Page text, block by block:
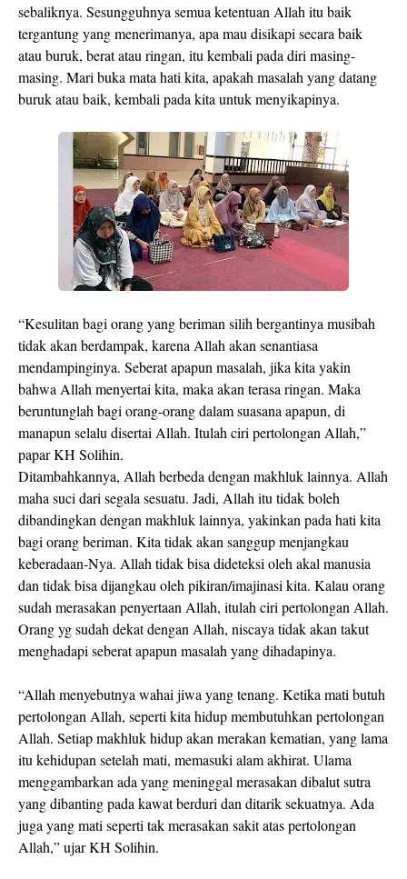
sebaliknya. Sesungguhnya semua ketentuan Allah itu baik
tergantung yang menerimanya, apa mau disikapi secara baik
atau buruk, berat atau ringan, itu kembali pada diri masing-
masing. Mari buka mata hati kita, apakah masalah yang datang
buruk atau baik, kembali pada kita untuk menyikapinya.
“Kesulitan bagi orang yang beriman silih bergantinya musibah
tidak akan berdampak, karena Allah akan senantiasa
mendampinginya. Seberat apapun masalah, jika kita yakin
bahwa Allah menyertai kita, maka akan terasa ringan. Maka
beruntunglah bagi orang-orang dalam suasana apapun, di
manapun selalu disertai Allah. Itulah ciri pertolongan Allah,”
papar KH Solihin.
Ditambahkannya, Allah berbeda dengan makhluk lainnya. Allah
maha suci dari segala sesuatu. Jadi, Allah itu tidak boleh
dibandingkan dengan makhluk lainnya, yakinkan pada hati kita
bagi orang beriman. Kita tidak akan sanggup menjangkau
keberadaan-Nya. Allah tidak bisa dideteksi oleh akal manusia
dan tidak bisa dijangkau oleh pikiran/imajinasi kita. Kalau orang
sudah merasakan penyertaan Allah, itulah ciri pertolongan Allah.
Orang yg sudah dekat dengan Allah, niscaya tidak akan takut
menghadapi seberat apapun masalah yang dihadapinya.
“Allah menyebutnya wahai jiwa yang tenang. Ketika mati butuh
pertolongan Allah, seperti kita hidup membutuhkan pertolongan
Allah. Setiap makhluk hidup akan merakan kematian, yang lama
itu kehidupan setelah mati, memasuki alam akhirat. Ulama
menggambarkan ada yang meninggal merasakan dibalut sutra
yang dibanting pada kawat berduri dan ditarik sekuatnya. Ada
juga yang mati seperti tak merasakan sakit atas pertolongan
Allah,” ujar KH Solihin.